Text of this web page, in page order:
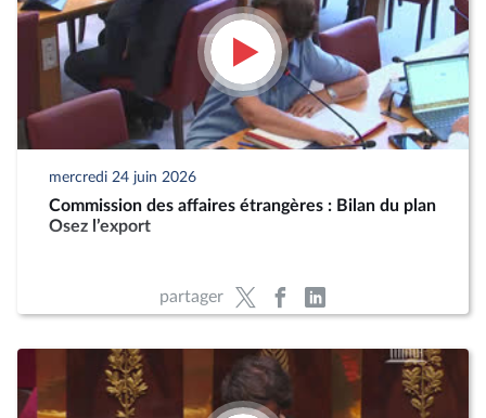
mercredi 24 juin 2026
Commission des affaires étrangères : Bilan du plan
Osez l’export
partager